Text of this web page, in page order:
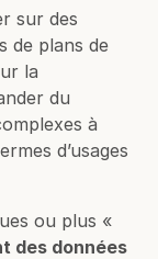
sur des
de plans de
la
du
à
d’usages
ou plus «
des données